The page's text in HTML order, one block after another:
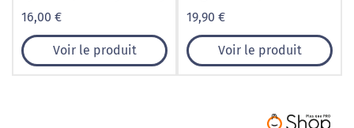
16,00 €
Voir le produit
19,90 €
Voir le produit